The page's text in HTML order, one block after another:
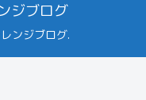
ジブログ
ンジブログ.